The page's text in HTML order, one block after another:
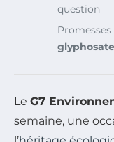
question
glyphosate
Le G7
semaine, une